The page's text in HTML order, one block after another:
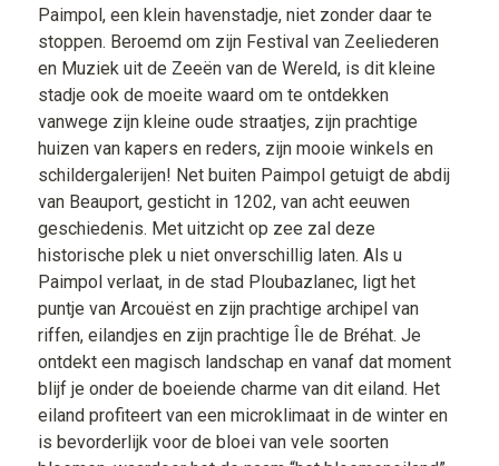
Paimpol, een klein havenstadje, niet zonder daar te
stoppen. Beroemd om zijn Festival van Zeeliederen
en Muziek uit de Zeeën van de Wereld, is dit kleine
stadje ook de moeite waard om te ontdekken
vanwege zijn kleine oude straatjes, zijn prachtige
huizen van kapers en reders, zijn mooie winkels en
schildergalerijen! Net buiten Paimpol getuigt de abdij
van Beauport, gesticht in 1202, van acht eeuwen
geschiedenis. Met uitzicht op zee zal deze
historische plek u niet onverschillig laten. Als u
Paimpol verlaat, in de stad Ploubazlanec, ligt het
puntje van Arcouëst en zijn prachtige archipel van
riffen, eilandjes en zijn prachtige Île de Bréhat. Je
ontdekt een magisch landschap en vanaf dat moment
blijf je onder de boeiende charme van dit eiland. Het
eiland profiteert van een microklimaat in de winter en
is bevorderlijk voor de bloei van vele soorten